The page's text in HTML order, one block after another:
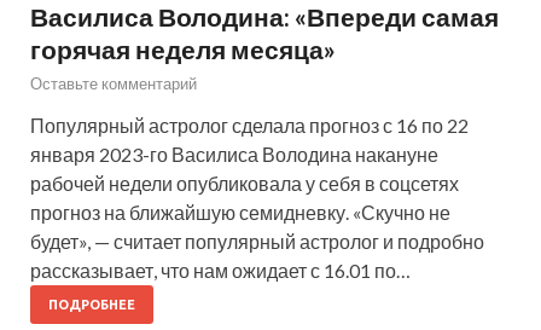
Василиса Володина: «Впереди самая
горячая неделя месяца»
Оставьте комментарий
Популярный астролог сделала прогноз с 16 по 22
января 2023-го Василиса Володина накануне
рабочей недели опубликовала у себя в соцсетях
прогноз на ближайшую семидневку. «Скучно не
будет», — считает популярный астролог и подробно
рассказывает, что нам ожидает с 16.01 по…
ПОДРОБНЕЕ